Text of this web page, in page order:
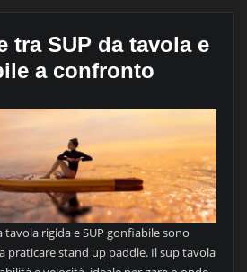
tra SUP da tavola e
a confronto
tavola rigida e SUP gonfiabile sono
praticare stand up paddle. Il sup tavola